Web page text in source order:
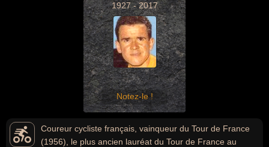
1927 - 2017
Notez-le !
Coureur cycliste français, vainqueur du Tour de France
(1956), le plus ancien lauréat du Tour de France au